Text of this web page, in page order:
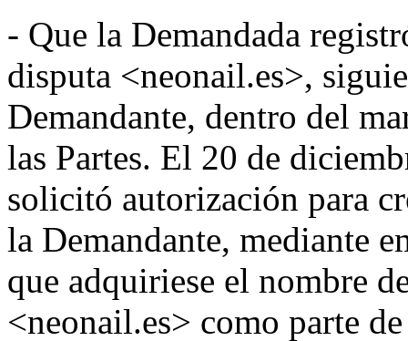
- Que la Demandada
disputa <neonail.es>,
Demandante, dentro del
las Partes. El 20 de
solicitó autorización para
la Demandante, mediante
que adquiriese el nombre
<neonail.es> como parte